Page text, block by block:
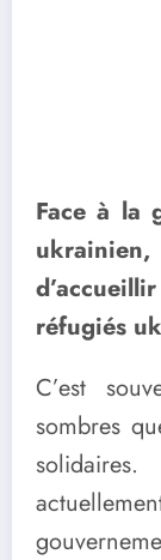
Face à la
réfugiés
C’est
sombres